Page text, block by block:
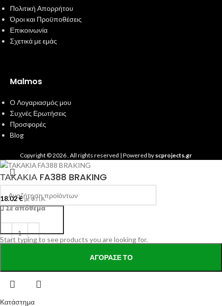
Πολιτική Απορρήτου
Όροι και Προϋποθέσεις
Επικοινωνία
Σχετικά με εμάς
Malmos
Ο Λογαριασμός μου
Συχνές Ερωτήσεις
Προσφορές
Blog
Copyright ©2026, All rights reserved | Powered by scprojects.gr
Start typing to see products you are looking for.
ΤΑΚΑΚΙΑ FA388 BRAKING
18.02€ με Φ.Π.Α.
Σε απόθεμα
ΑΓΌΡΑΣΕ ΤΟ
Κατάστημα